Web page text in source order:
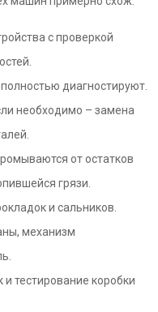
с проверкой
диагностируют.
необходимо – замена
от остатков
грязи.
и сальников.
механизм
тестирование коробки